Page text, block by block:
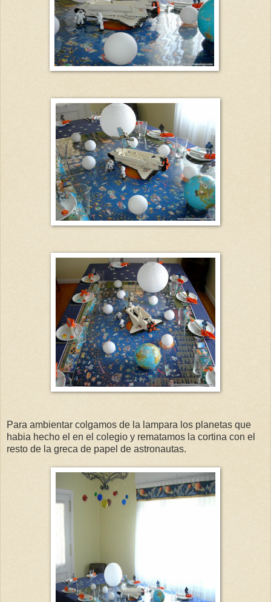
Para ambientar colgamos de la lampara los planetas que
habia hecho el en el colegio y rematamos la cortina con el
resto de la greca de papel de astronautas.